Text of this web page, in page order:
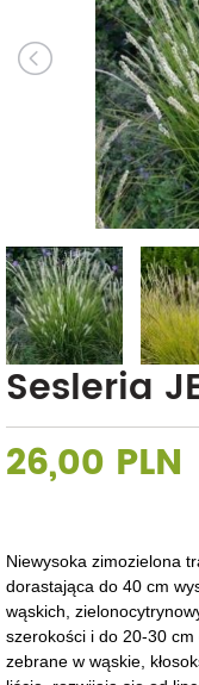
Sesleria
26,00 PLN
Niewysoka zimozielona
dorastająca do 40 cm
wąskich,
szerokości i do 20-30 cm
zebrane w wąskie,